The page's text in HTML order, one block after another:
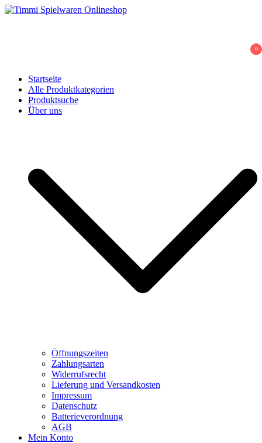
Skip
0
Startseite
Alle Produktkategorien
Produktsuche
Über uns
Öffnungszeiten
Zahlungsarten
Widerrufsrecht
Lieferung und Versandkosten
Impressum
Datenschutz
Batterieverordnung
AGB
Mein Konto